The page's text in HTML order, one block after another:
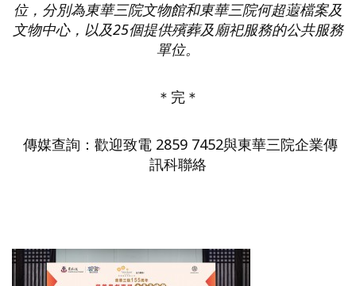
位，分別為東華三院文物館和東華三院何超蕸檔案及
文物中心，以及25個提供殯葬及廟祀服務的公共服務
單位。
＊完＊
傳媒查詢：歡迎致電 2859 7452與東華三院企業傳
訊科聯絡